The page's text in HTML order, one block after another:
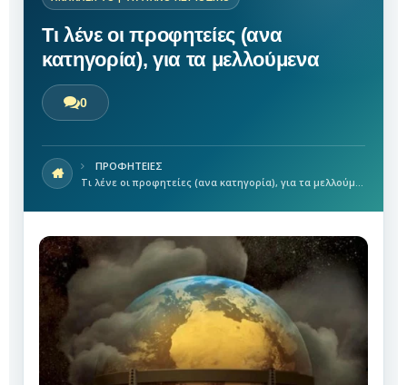
Τι λένε οι προφητείες (ανα
κατηγορία), για τα μελλούμενα
0
ΠΡΟΦΗΤΕΙΕΣ
Τι λένε οι προφητείες (ανα κατηγορία), για τα μελλούμενα